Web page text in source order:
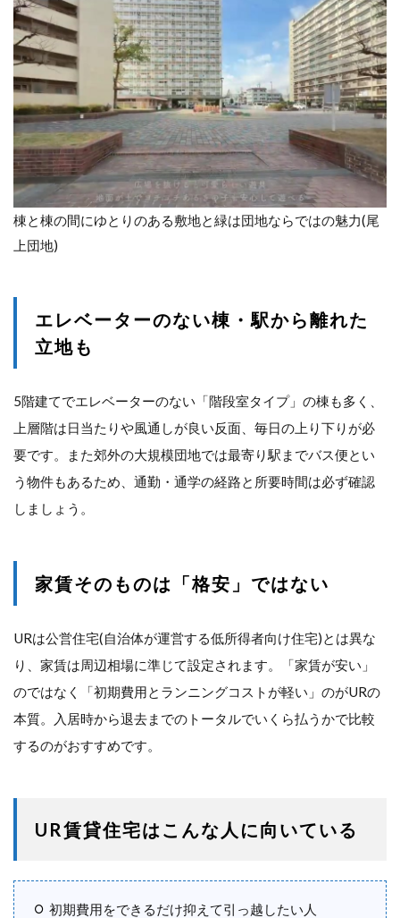
棟と棟の間にゆとりのある敷地と緑は団地ならではの魅力(尾
上団地)
エレベーターのない棟・駅から離れた
立地も
5階建てでエレベーターのない「階段室タイプ」の棟も多く、
上層階は日当たりや風通しが良い反面、毎日の上り下りが必
要です。また郊外の大規模団地では最寄り駅までバス便とい
う物件もあるため、通勤・通学の経路と所要時間は必ず確認
しましょう。
家賃そのものは「格安」ではない
URは公営住宅(自治体が運営する低所得者向け住宅)とは異な
り、家賃は周辺相場に準じて設定されます。「家賃が安い」
のではなく「初期費用とランニングコストが軽い」のがURの
本質。入居時から退去までのトータルでいくら払うかで比較
するのがおすすめです。
UR賃貸住宅はこんな人に向いている
初期費用をできるだけ抑えて引っ越したい人